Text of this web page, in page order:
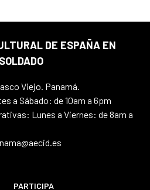
DE ESPAÑA EN
Viejo. Panamá.
a Sábado: de 10am a 6pm
Lunes a Viernes: de 8am a
PARTICIPA